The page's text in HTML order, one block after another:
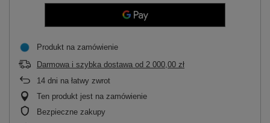
Produkt na zamówienie
Darmowa i szybka dostawa od 2 000,00 zł
14 dni na łatwy zwrot
Ten produkt jest na zamówienie
Bezpieczne zakupy